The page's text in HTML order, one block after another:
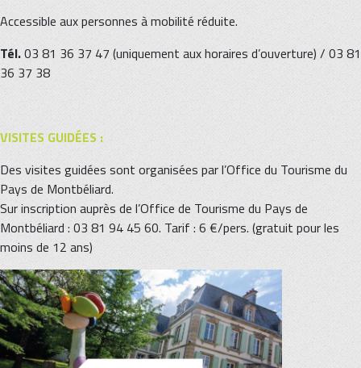
Accessible aux personnes à mobilité réduite.
Tél.03 81 36 37 47 (uniquement aux horaires d’ouverture) / 03 81
36 37 38
VISITES GUIDÉES :
Des visites guidées sont organisées par l’Office du Tourisme du
Pays de Montbéliard.
Sur inscription auprès de l’Office de Tourisme du Pays de
Montbéliard : 03 81 94 45 60. Tarif : 6 €/pers. (gratuit pour les
moins de 12 ans)